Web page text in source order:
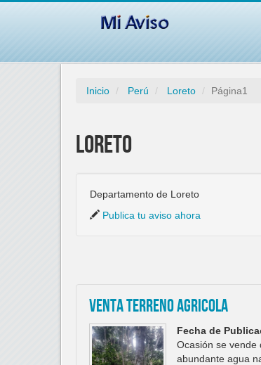
Inicio Perú Loreto Página1
Loreto
Departamento de Loreto
Publica tu aviso ahora
Venta Terreno Agricola
Fecha de
Ocasión se vende
abundante agua